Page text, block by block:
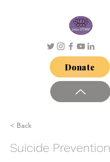
Donate
< Back
Suicide Prevention